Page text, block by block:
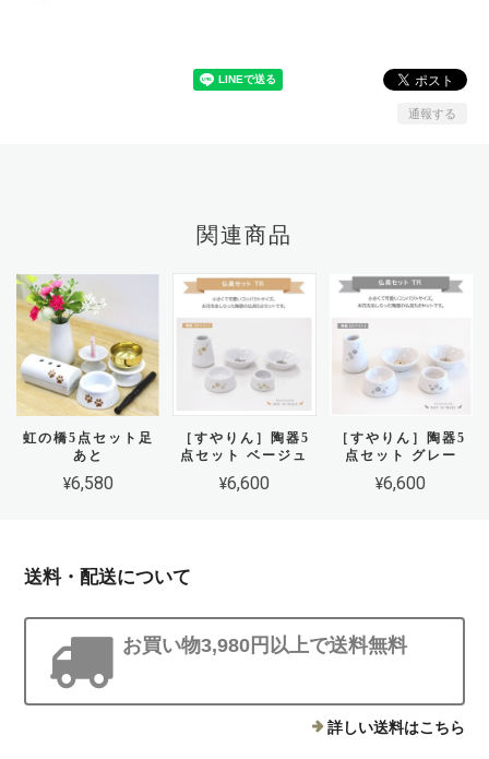
通報する
関連商品
虹の橋5点セット足
あと
¥6,580
［すやりん］陶器5
点セット ベージュ
¥6,600
［すやりん］陶器5
点セット グレー
¥6,600
送料・配送について
お買い物3,980円以上で送料無料
詳しい送料はこちら